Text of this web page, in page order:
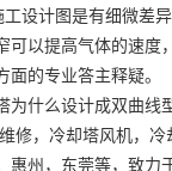
计图是有细微差异
以提高气体的速度
的专业答主释疑。
什么设计成双曲
修，冷却塔风机，
州，东莞等，致